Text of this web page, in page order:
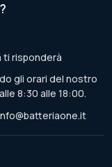
ti risponderà
gli orari del nostro
8:30 alle 18:00.